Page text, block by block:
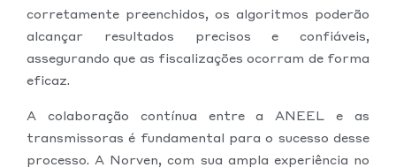
corretamente preenchidos, os algoritmos poderão
alcançar resultados precisos e confiáveis,
assegurando que as fiscalizações ocorram de forma
eficaz.
A colaboração contínua entre a ANEEL e as
transmissoras é fundamental para o sucesso desse
processo. A Norven, com sua ampla experiência no